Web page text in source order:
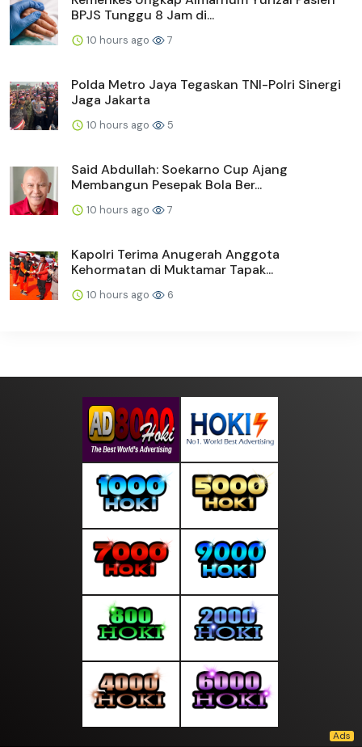
BPJS Tunggu 8 Jam di...
10 hours ago 7
Polda Metro Jaya Tegaskan TNI-Polri Sinergi
Jaga Jakarta
10 hours ago 5
Said Abdullah: Soekarno Cup Ajang
Membangun Pesepak Bola Ber...
10 hours ago 7
Kapolri Terima Anugerah Anggota
Kehormatan di Muktamar Tapak...
10 hours ago 6